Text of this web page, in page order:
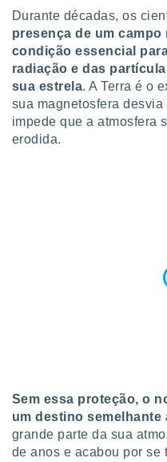
e
com
Pode
e
a
a
site
caso,
de que
Durante décadas, os
presença de um
condição essencial
radiação e das
sua estrela. A Terra é o
sua magnetosfera
impede que a atmosfera
erodida.
Sem essa proteção, o
um destino semelhante
grande parte da sua
de anos e acabou por se